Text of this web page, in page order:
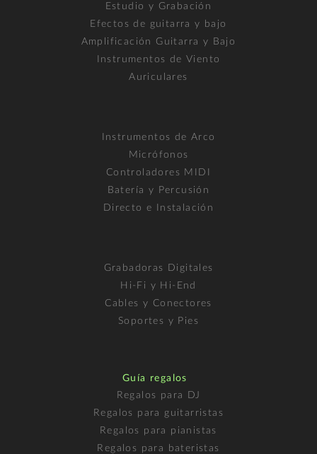
Estudio y Grabación
Efectos de guitarra y bajo
Amplificación Guitarra y Bajo
Instrumentos de Viento
Auriculares
Instrumentos de Arco
Micrófonos
Controladores MIDI
Batería y Percusión
Directo e Instalación
Grabadoras Digitales
Hi-Fi y Hi-End
Cables y Conectores
Soportes y Pies
Guía regalos
Regalos para DJ
Regalos para guitarristas
Regalos para pianistas
Regalos para bateristas